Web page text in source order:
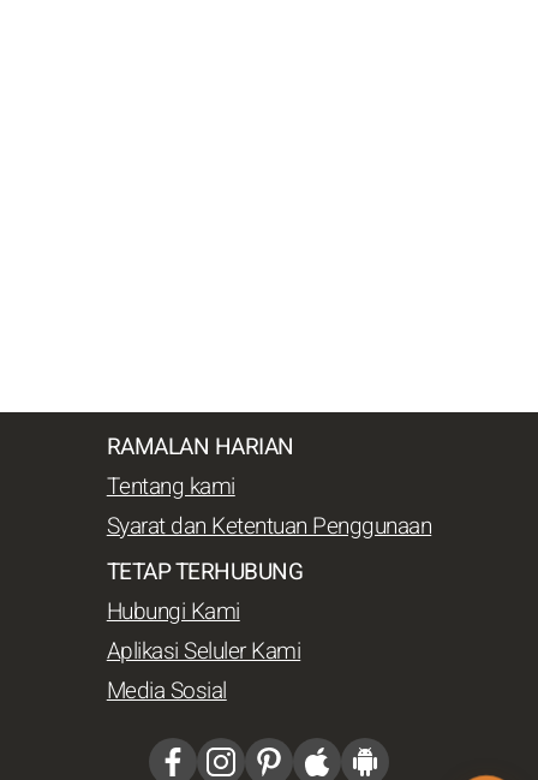
RAMALAN HARIAN
Tentang kami
Syarat dan Ketentuan Penggunaan
TETAP TERHUBUNG
Hubungi Kami
Aplikasi Seluler Kami
Media Sosial